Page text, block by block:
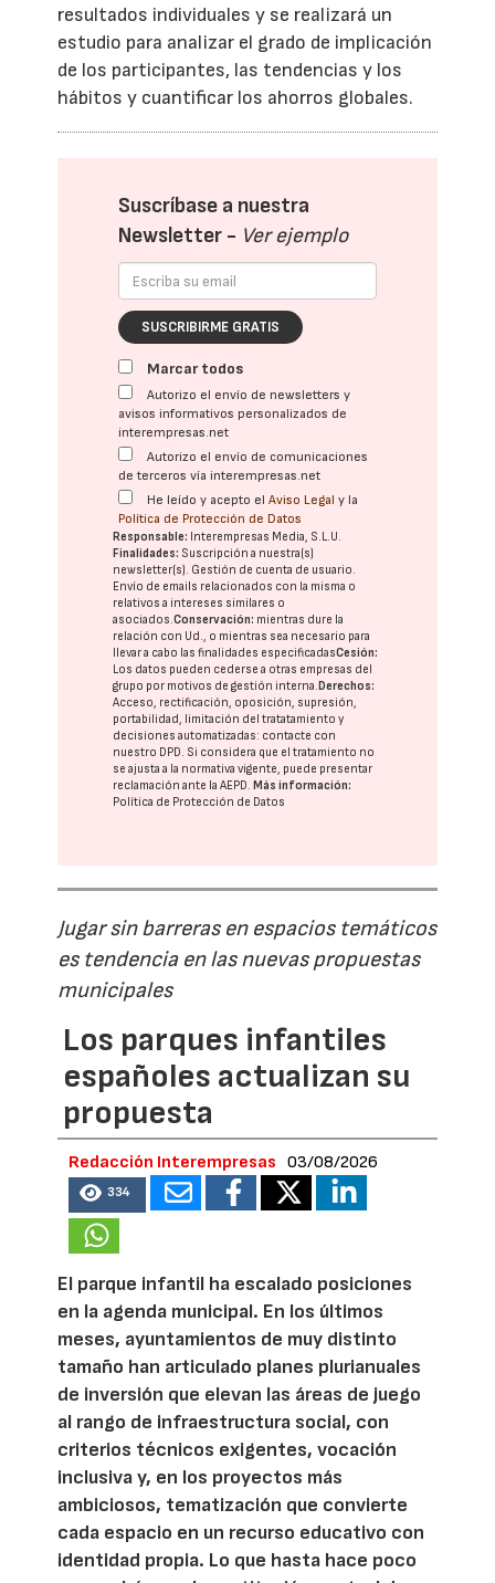
resultados individuales y se realizará un
estudio para analizar el grado de implicación
de los participantes, las tendencias y los
hábitos y cuantificar los ahorros globales.
Suscríbase a nuestra
Newsletter - Ver ejemplo
SUSCRIBIRME GRATIS
Marcar todos
Autorizo el envío de newsletters y
avisos informativos personalizados de
interempresas.net
Autorizo el envío de comunicaciones
de terceros vía interempresas.net
He leído y acepto elAviso Legal y la
Política de Protección de Datos
Responsable: Interempresas Media, S.L.U.
Finalidades: Suscripción a nuestra(s)
newsletter(s). Gestión de cuenta de usuario.
Envío de emails relacionados con la misma o
relativos a intereses similares o
asociados.Conservación: mientras dure la
relación con Ud., o mientras sea necesario para
llevar a cabo las finalidades especificadasCesión:
Los datos pueden cederse a otras empresas del
grupo por motivos de gestión interna. Derechos:
Acceso, rectificación, oposición, supresión,
portabilidad, limitación del tratatamiento y
decisiones automatizadas: contacte con
nuestro DPD. Si considera que el tratamiento no
se ajusta a la normativa vigente, puede presentar
reclamación ante laAEPD. Más información:
Política de Protección de Datos
Jugar sin barreras en espacios temáticos
es tendencia en las nuevas propuestas
municipales
Los parques infantiles
españoles actualizan su
propuesta
Redacción Interempresas 03/08/2026
334
El parque infantil ha escalado posiciones
en la agenda municipal. En los últimos
meses, ayuntamientos de muy distinto
tamaño han articulado planes plurianuales
de inversión que elevan las áreas de juego
al rango de infraestructura social, con
criterios técnicos exigentes, vocación
inclusiva y, en los proyectos más
ambiciosos, tematización que convierte
cada espacio en un recurso educativo con
identidad propia. Lo que hasta hace poco